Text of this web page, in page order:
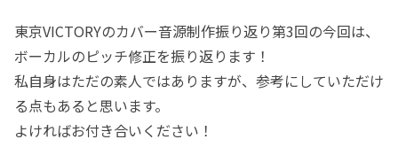
東京VICTORYのカバー音源制作振り返り第3回の今回は、
ボーカルのピッチ修正を振り返ります！
私自身はただの素人ではありますが、参考にしていただけ
る点もあると思います。
よければお付き合いください！